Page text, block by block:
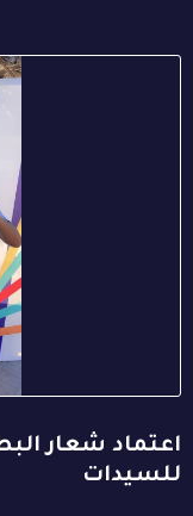
اعتماد شعار
للسيدات